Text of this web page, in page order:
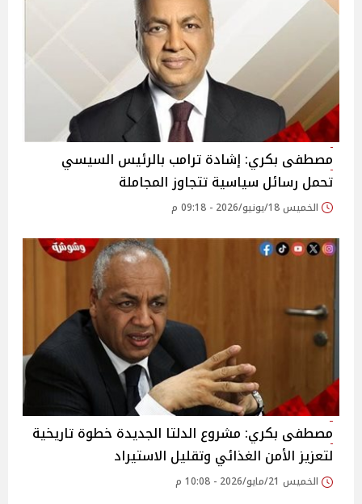
مصطفى بكري: إشادة ترامب بالرئيس السيسي
تحمل رسائل سياسية تتجاوز المجاملة
الخميس 18/يونيو/2026 - 09:18 م
مصطفى بكري: مشروع الدلتا الجديدة خطوة تاريخية
لتعزيز الأمن الغذائي وتقليل الاستيراد
الخميس 21/مايو/2026 - 10:08 م